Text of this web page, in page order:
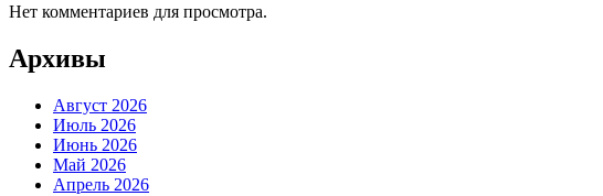
Нет комментариев для просмотра.
Архивы
Август 2026
Июль 2026
Июнь 2026
Май 2026
Апрель 2026